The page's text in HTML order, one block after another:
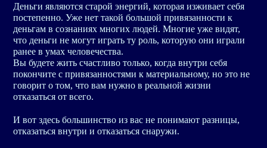
Деньги являются старой энергий, которая изживает себя
постепенно. Уже нет такой большой привязанности к
деньгам в сознаниях многих людей. Многие уже видят,
что деньги не могут играть ту роль, которую они играли
ранее в умах человечества.
Вы будете жить счастливо только, когда внутри себя
покончите с привязанностями к материальному, но это не
говорит о том, что вам нужно в реальной жизни
отказаться от всего.
И вот здесь большинство из вас не понимают разницы,
отказаться внутри и отказаться снаружи.